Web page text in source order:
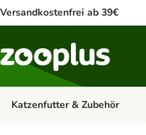
Versandkostenfrei ab 39€
Katzenfutter & Zubehör